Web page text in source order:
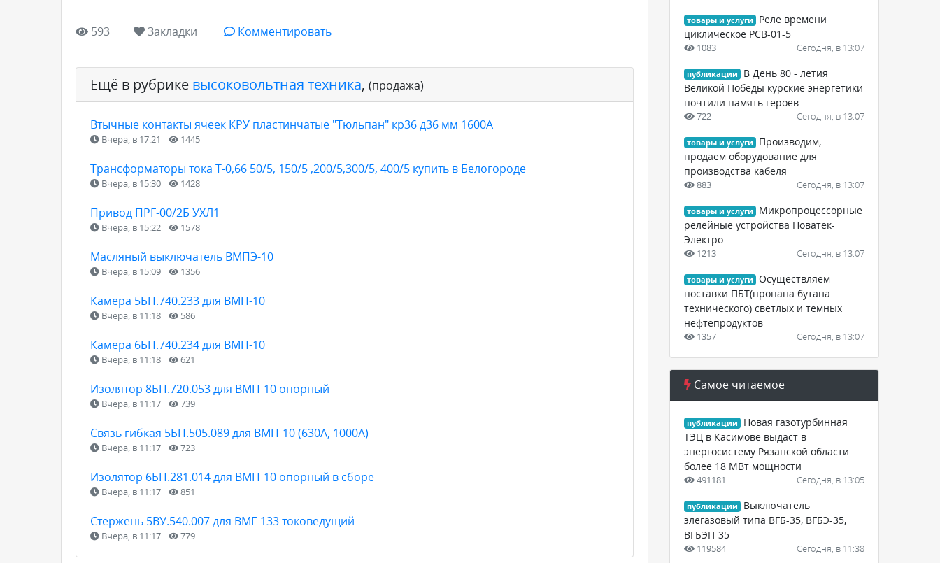
593 Закладки Комментировать
Ещё в рубрике высоковольтная техника, (продажа)
Втычные контакты ячеек КРУ пластинчатые "Тюльпан" кр36 д36 мм 1600А
Вчера, в 17:21 1445
Трансформаторы тока Т-0,66 50/5, 150/5 ,200/5,300/5, 400/5 купить в Белогороде
Вчера, в 15:30 1428
Привод ПРГ-00/2Б УХЛ1
Вчера, в 15:22 1578
Масляный выключатель ВМПЭ-10
Вчера, в 15:09 1356
Камера 5БП.740.233 для ВМП-10
Вчера, в 11:18 586
Камера 6БП.740.234 для ВМП-10
Вчера, в 11:18 621
Изолятор 8БП.720.053 для ВМП-10 опорный
Вчера, в 11:17 739
Связь гибкая 5БП.505.089 для ВМП-10 (630А, 1000А)
Вчера, в 11:17 723
Изолятор 6БП.281.014 для ВМП-10 опорный в сборе
Вчера, в 11:17 851
Стержень 5ВУ.540.007 для ВМГ-133 токоведущий
Вчера, в 11:17 779
товары и услуги
Реле времени
циклическое РСВ-01-5
1083 Сегодня, в 13:07
публикации
В День 80 - летия
Великой Победы курские энергетики
почтили память героев
722 Сегодня, в 13:07
товары и услуги
Производим,
продаем оборудование для
производства кабеля
883 Сегодня, в 13:07
товары и услуги
Микропроцессорные
релейные устройства Новатек-
Электро
1213 Сегодня, в 13:07
товары и услуги
Осуществляем
поставки ПБТ(пропана бутана
технического) светлых и темных
нефтепродуктов
1357 Сегодня, в 13:07
Самое читаемое
публикации
Новая газотурбинная
ТЭЦ в Касимове выдаст в
энергосистему Рязанской области
более 18 МВт мощности
491181 Сегодня, в 13:05
публикации
Выключатель
элегазовый типа ВГБ-35, ВГБЭ-35,
ВГБЭП-35
119584 Сегодня, в 11:38